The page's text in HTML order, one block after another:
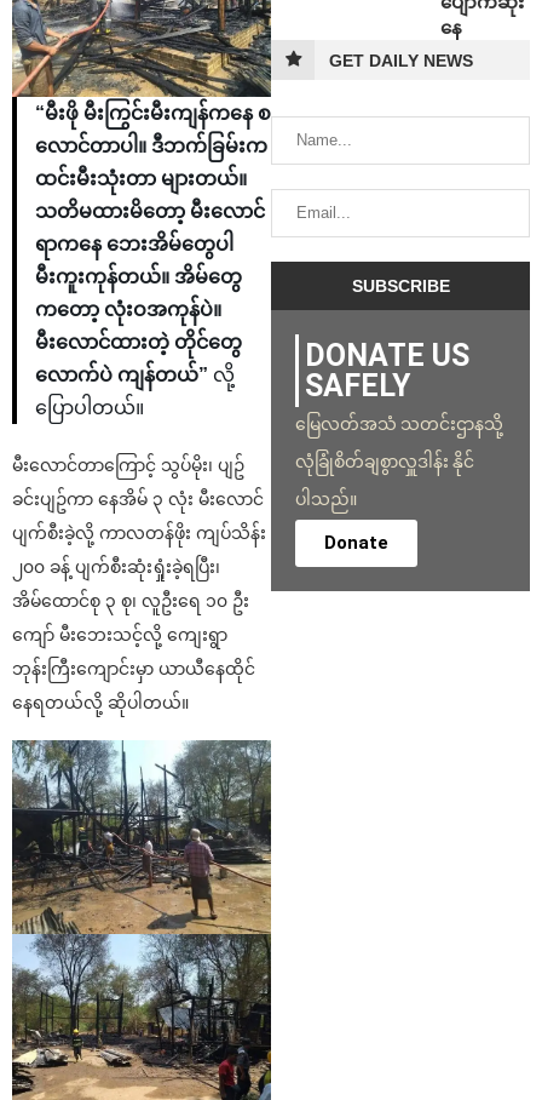
“မီးဖို မီးကြွင်းမီးကျန်ကနေ စ
လောင်တာပါ။ ဒီဘက်ခြမ်းက
ထင်းမီးသုံးတာ များတယ်။
သတိမထားမိတော့ မီးလောင်
ရာကနေ ဘေးအိမ်တွေပါ
မီးကူးကုန်တယ်။ အိမ်တွေ
ကတော့ လုံးဝအကုန်ပဲ။
မီးလောင်ထားတဲ့ တိုင်တွေ
လောက်ပဲ ကျန်တယ်” လို့
ပြောပါတယ်။
မီးလောင်တာကြောင့် သွပ်မိုး၊ ပျဥ်
ခင်းပျဥ်ကာ နေအိမ် ၃ လုံး မီးလောင်
ပျက်စီးခဲ့လို့ ကာလတန်ဖိုး ကျပ်သိန်း
၂၀၀ ခန့် ပျက်စီးဆုံးရှုံးခဲ့ရပြီး၊
အိမ်ထောင်စု ၃ စု၊ လူဦးရေ ၁၀ ဦး
ကျော် မီးဘေးသင့်လို့ ကျေးရွာ
ဘုန်းကြီးကျောင်းမှာ ယာယီနေထိုင်
နေရတယ်လို့ ဆိုပါတယ်။
နေ
GET DAILY NEWS
DONATE US
SAFELY
မြေလတ်အသံ သတင်းဌာနသို့
လုံခြုံစိတ်ချစွာလှူဒါန်း နိုင်
ပါသည်။
Donate